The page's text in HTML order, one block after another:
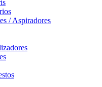
/ Aspiradores